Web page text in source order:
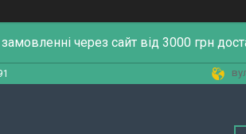
через сайт від 3000 грн